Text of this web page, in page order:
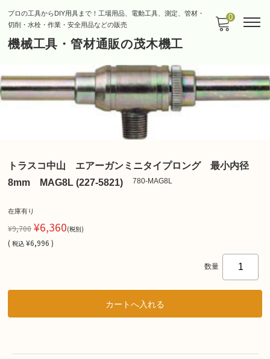
プロの工具からDIY用具まで！工場用品、電動工具、測定、管材・
切削・水栓・作業・安全用品などの販売
機械工具・管材通販の茂木機工
0
トラスコ中山 エアーガンミニタイプロング 最小内径
8mm MAG8L (227-5821)
780-MAG8L
在庫有り
¥9,700 ¥6,360(税別)
( 税込 ¥6,996 )
数量